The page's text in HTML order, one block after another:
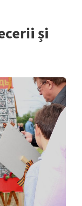
și